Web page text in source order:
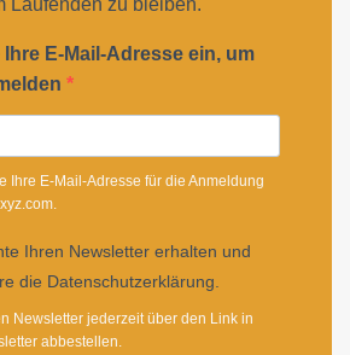
Laufenden zu bleiben.
Ihre E-Mail-Adresse ein, um
Ihre E-Mail-Adresse für die Anmeldung
Ihren Newsletter erhalten und
die Datenschutzerklärung.
Newsletter jederzeit über den Link in
abbestellen.